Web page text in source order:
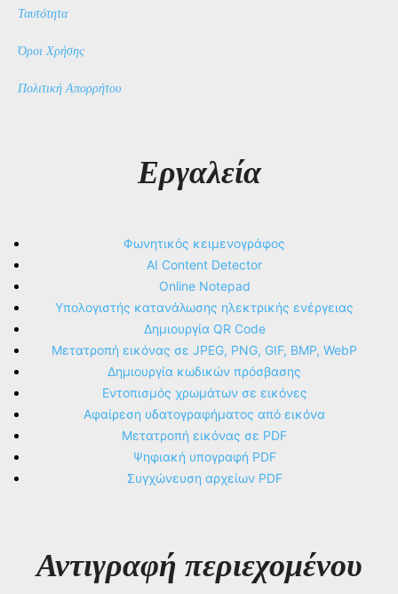
Ταυτότητα
Όροι Χρήσης
Πολιτική Απορρήτου
Εργαλεία
Φωνητικός κειμενογράφος
AI Content Detector
Online Notepad
Υπολογιστής κατανάλωσης ηλεκτρικής ενέργειας
Δημιουργία QR Code
Μετατροπή εικόνας σε JPEG, PNG, GIF, BMP, WebP
Δημιουργία κωδικών πρόσβασης
Εντοπισμός χρωμάτων σε εικόνες
Αφαίρεση υδατογραφήματος από εικόνα
Μετατροπή εικόνας σε PDF
Ψηφιακή υπογραφή PDF
Συγχώνευση αρχείων PDF
Αντιγραφή περιεχομένου